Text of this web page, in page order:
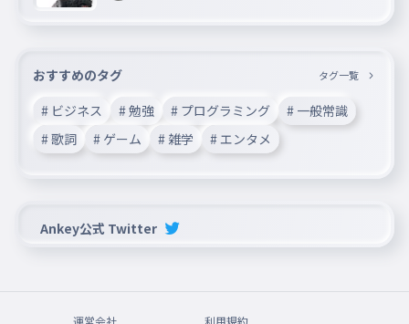
おすすめのタグ タグ一覧
# ビジネス # 勉強 # プログラミング
# 一般常識
# 歌詞
# ゲーム # 雑学 # エンタメ
Ankey公式 Twitter
運営会社 利用規約